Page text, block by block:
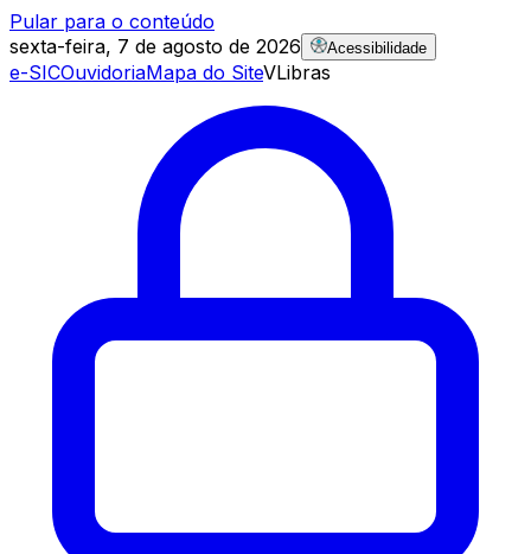
Pular para o conteúdo
sexta-feira, 7 de agosto de 2026
Acessibilidade
e-SICOuvidoriaMapa do SiteVLibras